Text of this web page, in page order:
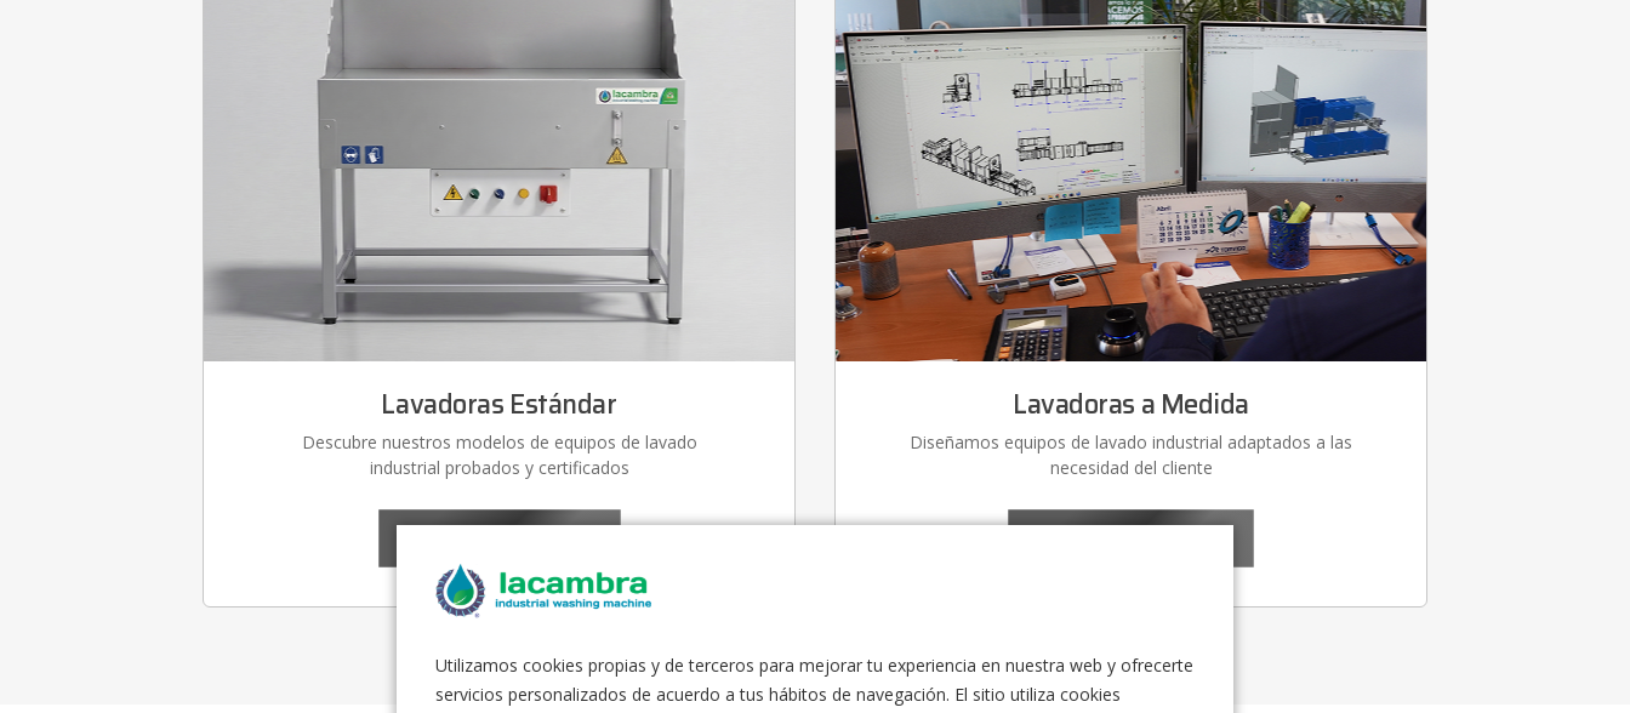
Lavadoras Estándar
Descubre nuestros modelos de equipos de lavado
industrial probados y certificados
›
Lavadoras a Medida
Diseñamos equipos de lavado industrial adaptados a las
necesidad del cliente
›
Utilizamos cookies propias y de terceros para mejorar tu experiencia en nuestra web y ofrecerte
servicios personalizados de acuerdo a tus hábitos de navegación. El sitio utiliza cookies